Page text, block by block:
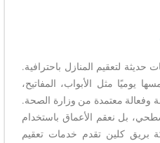
لتعقيم المنازل باحترافية.
يوميًا مثل الأبواب، المفاتيح،
وفعالة معتمدة من وزارة الصحة.
بل نعقم الأعماق باستخدام
بريق كلين تقدم خدمات تعقيم